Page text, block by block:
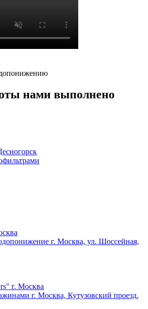
нами выполнено
г. Москва, ул. Шоссейная,
г. Москва
г. Москва, Кутузовский проезд,